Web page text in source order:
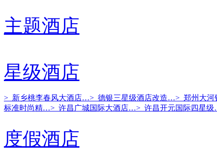
主题酒店
星级酒店
> 新乡桃李春风大酒店…> 德银三星级酒店改造…> 郑州大
标准时尚精…> 许昌广城国际大酒店…> 许昌开元国际四星
度假酒店